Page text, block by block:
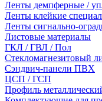
Ленты демпферные /
Ленты клейкие
Ленты сигнально-
Листовые материалы
ГКЛ / ГВЛ / Пол
Стекломагнезитовый
Сэндвич-панели ПВХ
ЦСП / ГСП
Профиль